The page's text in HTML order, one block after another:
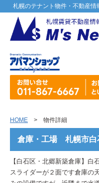
札幌のテナント物件・不動産情
HOME > 物件詳細
倉庫・工場 札幌市白
【白石区・北郷新築倉庫】
スライダーが２面です倉庫